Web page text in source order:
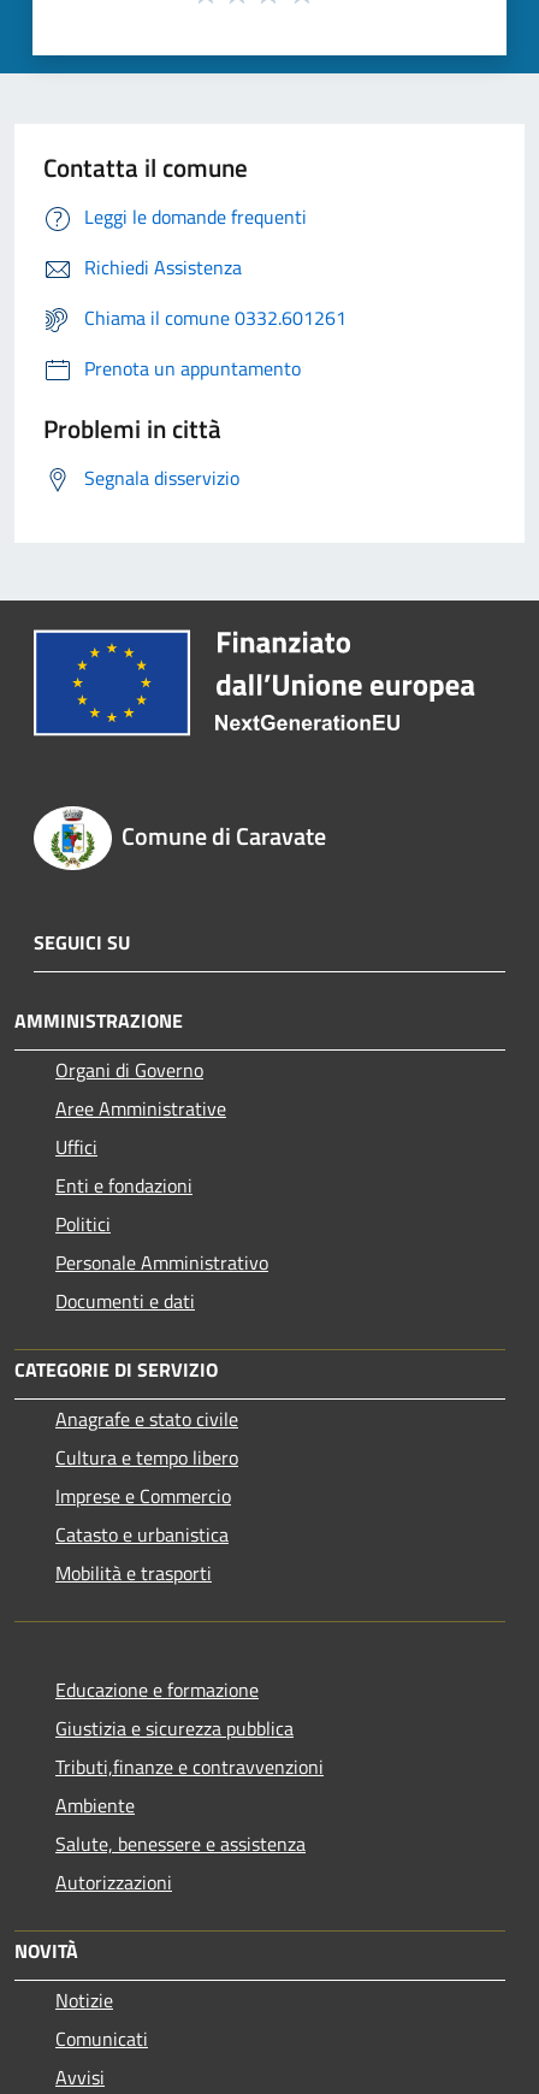
Contatta il comune
Leggi le domande frequenti
Richiedi Assistenza
Chiama il comune 0332.601261
Prenota un appuntamento
Problemi in città
Segnala disservizio
Comune di Caravate
SEGUICI SU
AMMINISTRAZIONE
Organi di Governo
Aree Amministrative
Uffici
Enti e fondazioni
Politici
Personale Amministrativo
Documenti e dati
CATEGORIE DI SERVIZIO
Anagrafe e stato civile
Cultura e tempo libero
Imprese e Commercio
Catasto e urbanistica
Mobilità e trasporti
Educazione e formazione
Giustizia e sicurezza pubblica
Tributi,finanze e contravvenzioni
Ambiente
Salute, benessere e assistenza
Autorizzazioni
NOVITÀ
Notizie
Comunicati
Avvisi